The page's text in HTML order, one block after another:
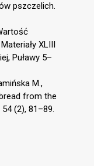
pszczelich.
XLIII
Puławy 5–
M.,
from the
(2), 81–89.